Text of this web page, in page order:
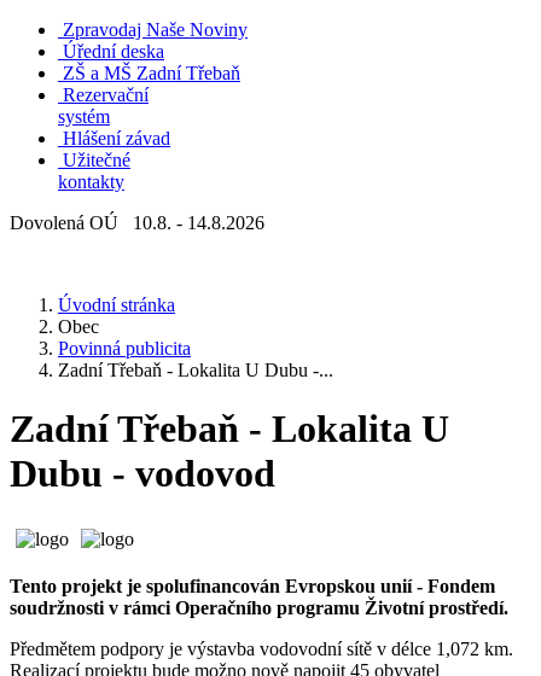
Zpravodaj Naše Noviny
Úřední deska
ZŠ a MŠ Zadní Třebaň
Rezervační
systém
Hlášení závad
Užitečné
kontakty
Dovolená OÚ 10.8. - 14.8.2026
Úvodní stránka
Obec
Povinná publicita
Zadní Třebaň - Lokalita U Dubu -...
Zadní Třebaň - Lokalita U
Dubu - vodovod
Tento projekt je spolufinancován Evropskou unií - Fondem
soudržnosti v rámci Operačního programu Životní prostředí.
Předmětem podpory je výstavba vodovodní sítě v délce 1,072 km.
Realizací projektu bude možno nově napojit 45 obyvatel